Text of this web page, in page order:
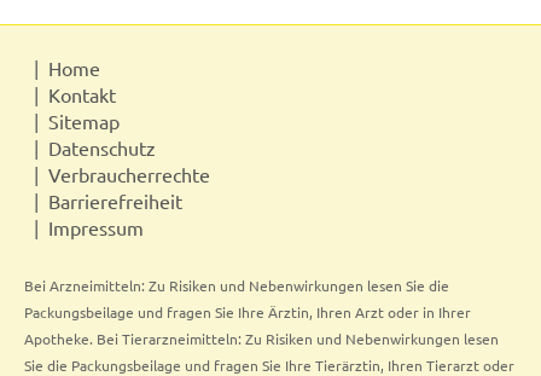
Home
Kontakt
Sitemap
Datenschutz
Verbraucherrechte
Barrierefreiheit
Impressum
Bei Arzneimitteln: Zu Risiken und Nebenwirkungen lesen Sie die
Packungsbeilage und fragen Sie Ihre Ärztin, Ihren Arzt oder in Ihrer
Apotheke. Bei Tierarzneimitteln: Zu Risiken und Nebenwirkungen lesen
Sie die Packungsbeilage und fragen Sie Ihre Tierärztin, Ihren Tierarzt oder